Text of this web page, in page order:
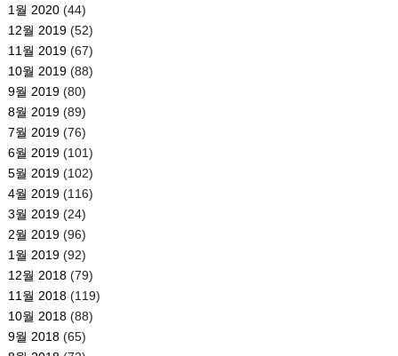
1월 2020(44)
12월 2019(52)
11월 2019(67)
10월 2019(88)
9월 2019(80)
8월 2019(89)
7월 2019(76)
6월 2019(101)
5월 2019(102)
4월 2019(116)
3월 2019(24)
2월 2019(96)
1월 2019(92)
12월 2018(79)
11월 2018(119)
10월 2018(88)
9월 2018(65)